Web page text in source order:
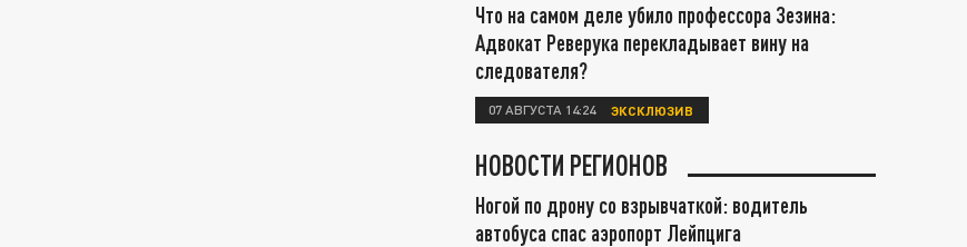
Что на самом деле убило профессора Зезина:
Адвокат Реверука перекладывает вину на
следователя?
07 АВГУСТА 14:24 ЭКСКЛЮЗИВ
НОВОСТИ РЕГИОНОВ
Ногой по дрону со взрывчаткой: водитель
автобуса спас аэропорт Лейпцига